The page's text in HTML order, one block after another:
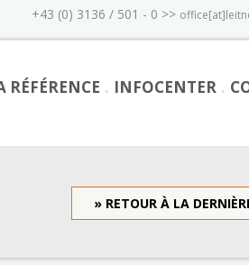
+43 (0) 3136 / 501 - 0 >>
RÉFÉRENCE INFOCENTER
» RETOUR À LA